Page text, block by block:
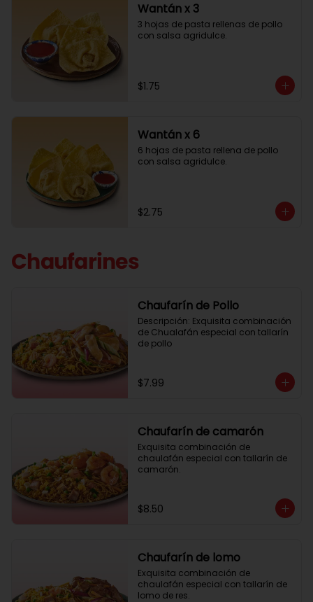
Wantán x 3
3 hojas de pasta rellenas de pollo
con salsa agridulce.
$1.75
Wantán x 6
6 hojas de pasta rellena de pollo
con salsa agridulce.
$2.75
Chaufarines
Chaufarín de Pollo
Descripción: Exquisita combinación
de Chualafán especial con tallarín
de pollo
$7.99
Chaufarín de camarón
Exquisita combinación de
chaulafán especial con tallarín de
camarón.
$8.50
Chaufarín de lomo
Exquisita combinación de
chaulafán especial con tallarín de
lomo de res.